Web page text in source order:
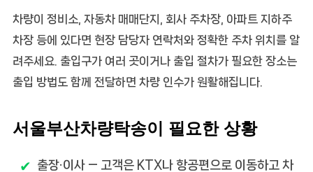
차량이 정비소, 자동차 매매단지, 회사 주차장, 아파트 지하주
차장 등에 있다면 현장 담당자 연락처와 정확한 주차 위치를 알
려주세요. 출입구가 여러 곳이거나 출입 절차가 필요한 장소는
출입 방법도 함께 전달하면 차량 인수가 원활해집니다.
서울부산차량탁송이 필요한 상황
출장·이사— 고객은 KTX나 항공편으로 이동하고 차